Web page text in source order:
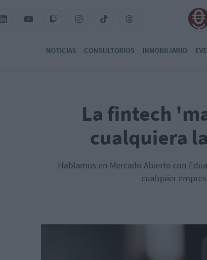
NOTICIAS CONSULTORIOS INMOBILIARIO
La fintech
cualquiera
Hablamos en Mercado Abierto con
cualquier